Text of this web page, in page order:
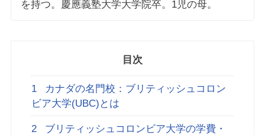
を持つ。慶應義塾大学大学院卒。1児の母。
目次
1
カナダの名門校：ブリティッシュコロン
ビア大学(UBC)とは
2
ブリティッシュコロンビア大学の学費・